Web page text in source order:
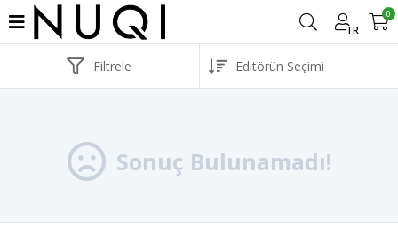
TR
0
Filtrele
Sonuç Bulunamadı!